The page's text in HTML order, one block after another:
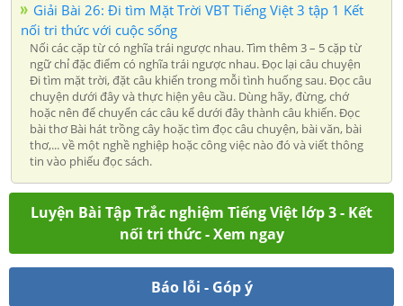
Giải Bài 26: Đi tìm Mặt Trời VBT Tiếng Việt 3 tập 1 Kết
nối tri thức với cuộc sống
Nối các cặp từ có nghĩa trái ngược nhau. Tìm thêm 3 – 5 cặp từ
ngữ chỉ đặc điểm có nghĩa trái ngược nhau. Đọc lại câu chuyện
Đi tìm mặt trời, đặt câu khiến trong mỗi tình huống sau. Đọc câu
chuyện dưới đây và thực hiện yêu cầu. Dùng hãy, đừng, chớ
hoặc nên để chuyển các câu kể dưới đây thành câu khiến. Đọc
bài thơ Bài hát trồng cây hoặc tìm đọc câu chuyện, bài văn, bài
thơ,... về một nghề nghiệp hoặc công việc nào đó và viết thông
tin vào phiếu đọc sách.
Luyện Bài Tập Trắc nghiệm Tiếng Việt lớp 3 - Kết
nối tri thức - Xem ngay
Báo lỗi - Góp ý